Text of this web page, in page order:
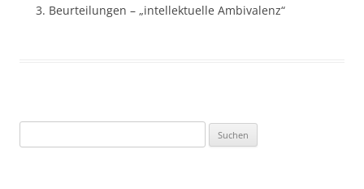
Beurteilungen – „intellektuelle Ambivalenz“
nach: